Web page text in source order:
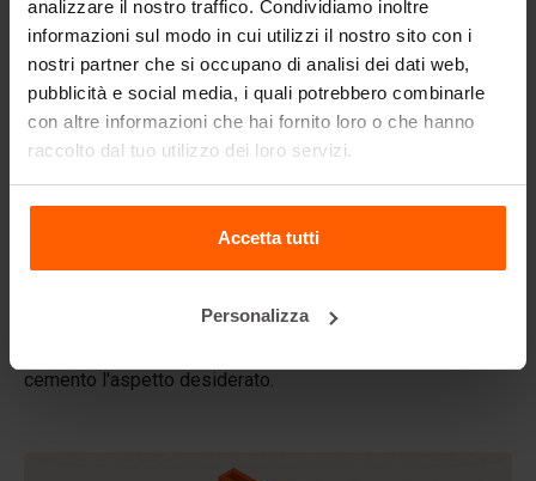
analizzare il nostro traffico. Condividiamo inoltre
informazioni sul modo in cui utilizzi il nostro sito con i
nostri partner che si occupano di analisi dei dati web,
pubblicità e social media, i quali potrebbero combinarle
con altre informazioni che hai fornito loro o che hanno
raccolto dal tuo utilizzo dei loro servizi.
Accetta tutti
Personalizza
Dettagli
Il rivestimento per stampi Betonblock, progettato per
elevare gli aspetti estetici dei vostri blocchi di cemento e
progetti, crea un aspetto fenomenale e quindi un valore
aggiunto maggiore ai vostri blocchi.
rivestimenti possono essere utilizzati più volte.
Posizionate il rivestimento nel vostro stampo in acciaio
cemento l'aspetto desiderato.